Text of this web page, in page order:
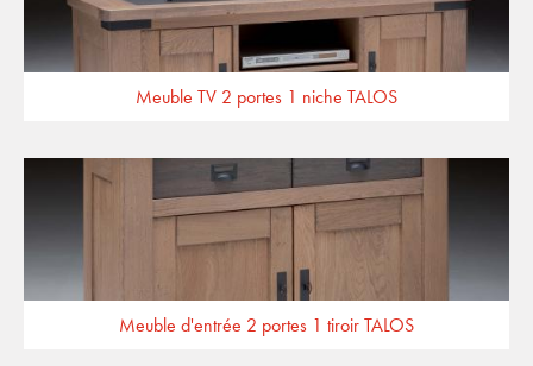
Meuble TV 2 portes 1 niche TALOS
Meuble d'entrée 2 portes 1 tiroir TALOS